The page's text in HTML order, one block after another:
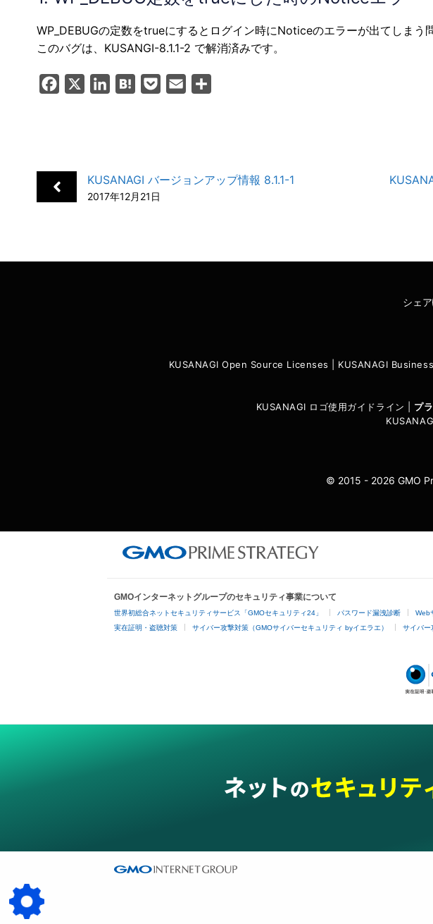
WP_DEBUGの定数をtrueにするとログイン時にNoticeのエラーが出てしまう
このバグは、KUSANGI-8.1.1-2 で解消済みです。
o
o
d
I
a
t
KUSANAGI バージョンアップ情報 8.1.1-1
2017年12月21日
シェア
KUSANAGI Open Source Licenses KUSANAGI
KUSANAGI ロゴ使用ガイドライン プ
© 2015 - 2026 GMO
GMOインターネットグループのセキュリティ事業について
世界初総合ネットセキュリティサービス「GMOセキュリティ24」 パスワード漏洩診断 Web
実在証明・盗聴対策 サイバー攻撃対策（GMOサイバーセキュリティ byイエラエ） サイバー